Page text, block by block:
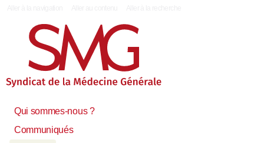
Qui sommes-nous ?
Communiqués